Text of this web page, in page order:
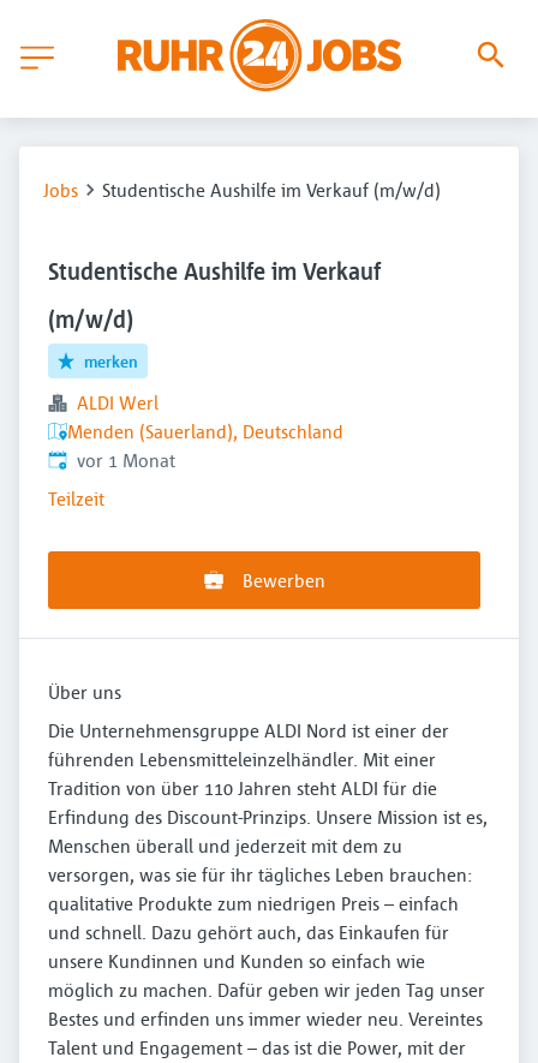
Jobs Studentische Aushilfe im Verkauf (m/w/d)
Studentische Aushilfe im Verkauf
(m/w/d)
merken
ALDI Werl
Menden (Sauerland), Deutschland
Veröffentlicht:
vor 1 Monat
Teilzeit
Bewerben
Über uns
Die Unternehmensgruppe ALDI Nord ist einer der
führenden Lebensmitteleinzelhändler. Mit einer
Tradition von über 110 Jahren steht ALDI für die
Erfindung des Discount-Prinzips. Unsere Mission ist es,
Menschen überall und jederzeit mit dem zu
versorgen, was sie für ihr tägliches Leben brauchen:
qualitative Produkte zum niedrigen Preis – einfach
und schnell. Dazu gehört auch, das Einkaufen für
unsere Kundinnen und Kunden so einfach wie
möglich zu machen. Dafür geben wir jeden Tag unser
Bestes und erfinden uns immer wieder neu. Vereintes
Talent und Engagement – das ist die Power, mit der